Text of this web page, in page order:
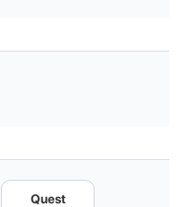
Quest